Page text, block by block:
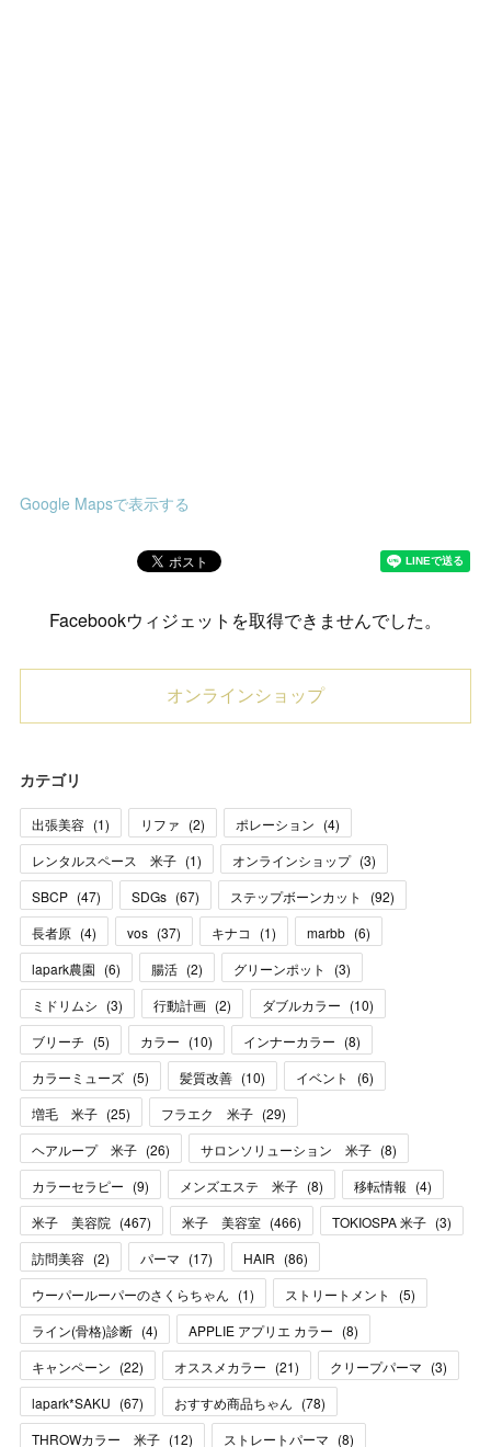
Google Mapsで表示する
Facebookウィジェットを取得できませんでした。
オンラインショップ
カテゴリ
出張美容 (1) リファ (2) ポレーション (4)
レンタルスペース 米子 (1) オンラインショップ (3)
SBCP (47) SDGs (67) ステップボーンカット (92)
長者原 (4) vos (37) キナコ (1) marbb (6)
lapark農園 (6) 腸活 (2) グリーンポット (3)
ミドリムシ (3) 行動計画 (2) ダブルカラー (10)
ブリーチ (5) カラー (10) インナーカラー (8)
カラーミューズ (5) 髪質改善 (10) イベント (6)
増毛 米子 (25) フラエク 米子 (29)
ヘアループ 米子 (26) サロンソリューション 米子 (8)
カラーセラピー (9) メンズエステ 米子 (8) 移転情報 (4)
米子 美容院 (467) 米子 美容室 (466) TOKIOSPA 米子 (3)
訪問美容 (2) パーマ (17) HAIR (86)
ウーパールーパーのさくらちゃん (1) ストリートメント (5)
ライン(骨格)診断 (4) APPLIE アプリエ カラー (8)
キャンペーン (22) オススメカラー (21) クリープパーマ (3)
lapark*SAKU (67) おすすめ商品ちゃん (78)
THROWカラー 米子 (12) ストレートパーマ (8)